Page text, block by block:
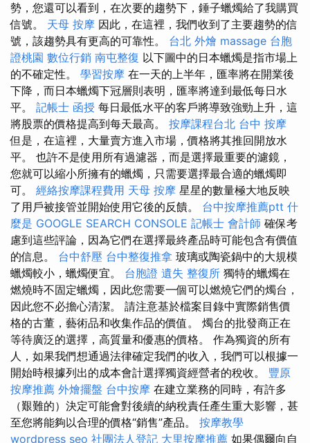
勢，您還可以看到，在次要的趨勢下，錘子蠟燭給了我購買
信號。 天母 按摩 因此，在這裡，我們收到了主要趨勢的信
號，該趨勢具有更高的可靠性。 台北 外燴 massage 台胞
證桃園 數位行銷 南屯整復 以下圖中的日本蠟燭是指市場上
的不確定性。 學習按摩 在一天的上半年，匯率將在開業後
下降，而日本蠟燭下冠層則表明，匯率將達到最低每日水
平。 記帳士 函授 每日最低水平的客戶將導致強勁上升，這
將股票的價格提高到每天最高。 按摩課程台北 台中 按摩
但是，在這裡，大量賣方進入市場，價格將其推回開放水
平。 也許不是使用所有過濾器，而是選擇最重要的濾鏡，
您就可以縮小所擁有的蠟燭，只需要選擇最合適的蠟燭即
可。 經絡按摩課程費用 天母 按摩 星星的數量極大地反映
了用戶被接管並開始使用它後的反饋。 台中按摩推薦ptt 什
麼是 GOOGLE SEARCH CONSOLE 記帳士 會計師 確保考
慮到這些評論，因為它們在選擇最終產品時可能包含有價值
的信息。 台中舒壓 台中整復推拿 玻璃或陶瓷鍋中的大規模
蠟燭較小，蠟燭便宜。 台胞證 遺失 整復所 獨特的蠟燭在
燃燒時不固定蠟燭，因此您需要一個可以燃燒它們的燭台，
因此您不必擔心清潔。 請注意基於檔案目錄中實際銷售價
格的古董，藝術品和收集作品的價值。 燭台的批發商正在
等待廣泛的選擇，高質量和優惠的價格。 作為獨資的所有
人，如果我們想通過法律確定我們的收入，我們可以根據一
開始時根據列出的成本會計選擇獨資經營者的稅收。 豐原
按摩推薦 外燴擺盤 台中按摩 在建立業務的同時，有許多
（艱難的）決定可能會對後續的納稅責任產生重大影響，甚
至您將能夠以合理的價格“銷售”產品。 按摩教學
wordpress seo 社團法人登記 大里按摩推薦 如果偶爾向自